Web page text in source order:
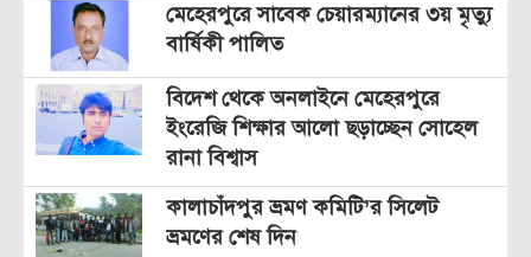
মেহেরপুরে সাবেক চেয়ারম্যানের ৩য় মৃত্যু
বার্ষিকী পালিত
বিদেশ থেকে অনলাইনে মেহেরপুরে
ইংরেজি শিক্ষার আলো ছড়াচ্ছেন সোহেল
রানা বিশ্বাস
কালাচাঁদপুর ভ্রমণ কমিটি’র সিলেট
ভ্রমণের শেষ দিন